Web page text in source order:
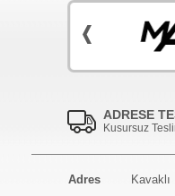
ADRESE
Kusursuz
Adres